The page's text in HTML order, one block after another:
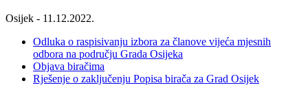
Osijek - 11.12.2022.
Odluka o raspisivanju izbora za članove vijeća mjesnih
odbora na području Grada Osijeka
Objava biračima
Rješenje o zaključenju Popisa birača za Grad Osijek